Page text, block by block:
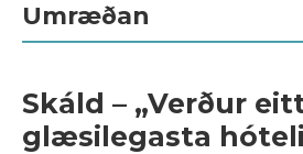
Umræðan
Skáld – „Verður
glæsilegasta